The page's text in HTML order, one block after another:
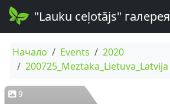
"Lauku ceļotājs" галерея
Начало Events
2020
200725_Meztaka_Lietuva_Latvija
9